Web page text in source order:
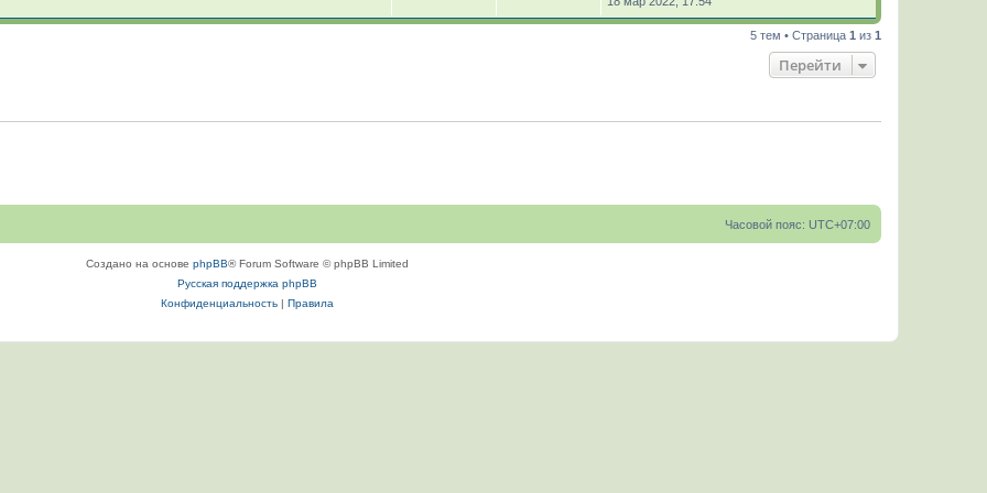
5 тем • Страница 1 из 1
Перейти
Часовой пояс: UTC+07:00
Создано на основе phpBB® Forum Software © phpBB Limited
Русская поддержка phpBB
Конфиденциальность| Правила